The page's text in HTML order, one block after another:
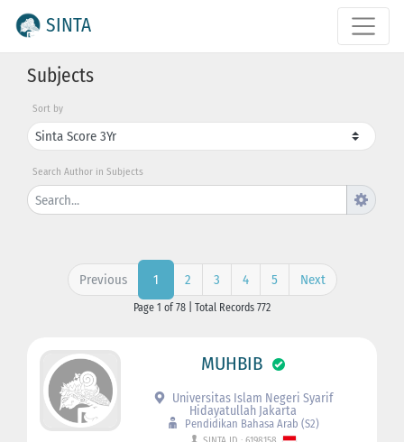
SINTA
Subjects
Sort by
Search Author in Subjects
Previous 1 2 3 4 5 Next
Page 1 of 78 | Total Records 772
MUHBIB
Universitas Islam Negeri Syarif
Hidayatullah Jakarta
Pendidikan Bahasa Arab (S2)